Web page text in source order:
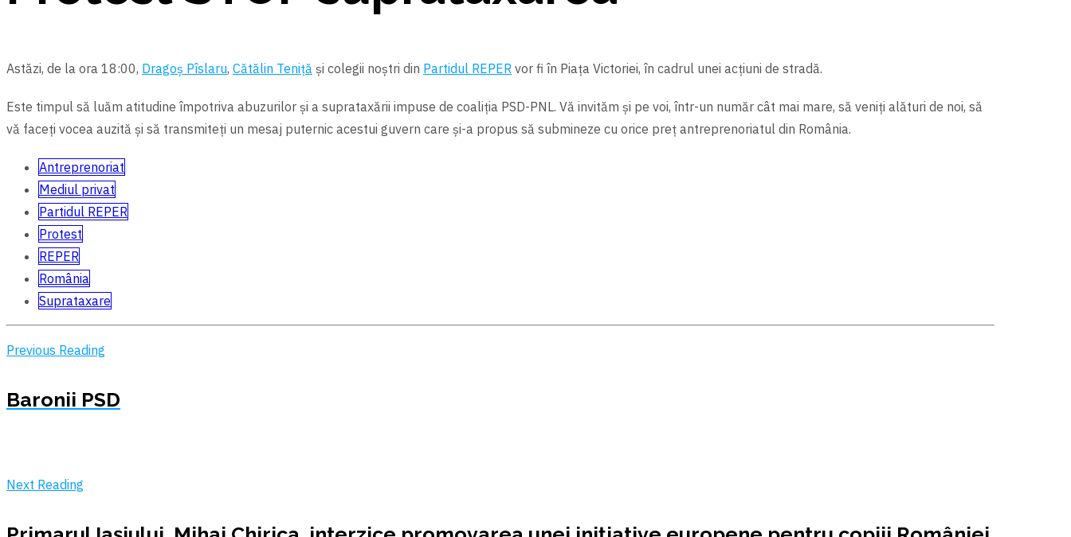
Astăzi, de la ora 18:00, Dragoș Pîslaru, Cătălin Teniță și colegii noștri din Partidul REPER vor fi în Piața Victoriei, în cadrul unei acțiuni de stradă.
Este timpul să luăm atitudine împotriva abuzurilor și a suprataxării impuse de coaliția PSD-PNL. Vă invităm și pe voi, într-un număr cât mai mare, să veniți alături de noi, să
vă faceți vocea auzită și să transmiteți un mesaj puternic acestui guvern care și-a propus să submineze cu orice preț antreprenoriatul din România.
Antreprenoriat
Mediul privat
Partidul REPER
Protest
REPER
România
Suprataxare
Previous Reading
Baronii PSD
Next Reading